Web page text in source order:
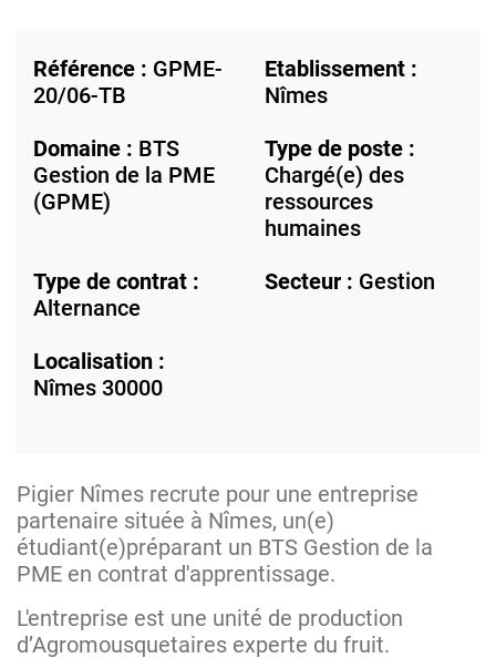
Référence : GPME-
20/06-TB
Etablissement :
Nîmes
Domaine : BTS
Gestion de la PME
(GPME)
Type de poste :
Chargé(e) des
ressources
humaines
Type de contrat :
Alternance
Secteur : Gestion
Localisation :
Nîmes 30000
Pigier Nîmes recrute pour une entreprise
partenaire située à Nîmes, un(e)
étudiant(e)préparant un BTS Gestion de la
PME en contrat d'apprentissage.
L'entreprise est une unité de production
d’Agromousquetaires experte du fruit.